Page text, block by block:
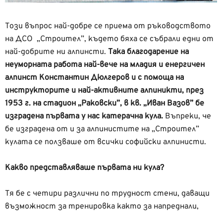
Този въпрос най-добре се приема от ръководството
на ДСО „Строител”, където бяха се събрали едни от
най-добрите ни алпинсти. Така благодарение на
неуморната работа най-вече на младия и енергичен
алпинст Константин Дюлгеров и с помоща на
инструкторите и най-активните алпиникти, през
1953 г. на стадион „Раковски”, в кв. „Иван Вазов” бе
изградена първата у нас катерачна кула. Въпреки, че
бе изградена от и за алпинистите на „Строител”
кулата се ползваше от всички софийски алпинисти.
Какво представляваше първата ни кула?
Тя бе с четири различни по трудност стени, даващи
възможност за тренировка както за напреднали,